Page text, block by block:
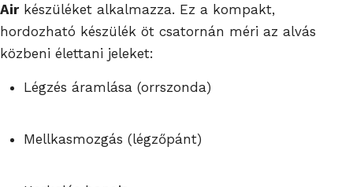
Airkészüléket alkalmazza. Ez a kompakt,
hordozható készülék öt csatornán méri az alvás
közbeni élettani jeleket:
Légzés áramlása (orrszonda)
Mellkasmozgás (légzőpánt)